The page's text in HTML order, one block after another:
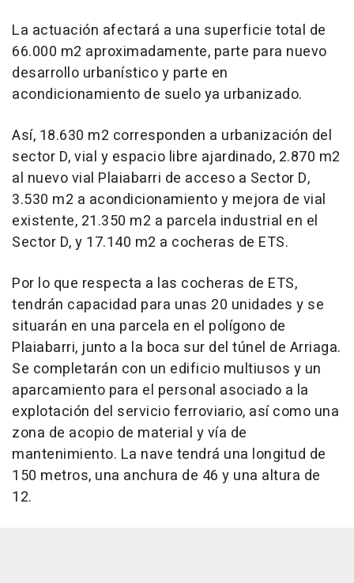
La actuación afectará a una superficie total de
66.000 m2 aproximadamente, parte para nuevo
desarrollo urbanístico y parte en
acondicionamiento de suelo ya urbanizado.
Así, 18.630 m2 corresponden a urbanización del
sector D, vial y espacio libre ajardinado, 2.870 m2
al nuevo vial Plaiabarri de acceso a Sector D,
3.530 m2 a acondicionamiento y mejora de vial
existente, 21.350 m2 a parcela industrial en el
Sector D, y 17.140 m2 a cocheras de ETS.
Por lo que respecta a las cocheras de ETS,
tendrán capacidad para unas 20 unidades y se
situarán en una parcela en el polígono de
Plaiabarri, junto a la boca sur del túnel de Arriaga.
Se completarán con un edificio multiusos y un
aparcamiento para el personal asociado a la
explotación del servicio ferroviario, así como una
zona de acopio de material y vía de
mantenimiento. La nave tendrá una longitud de
150 metros, una anchura de 46 y una altura de
12.